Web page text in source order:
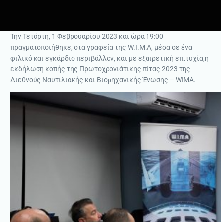
Την Τετάρτη, 1 Φεβρουαρίου 2023 και ώρα 19:00
πραγματοποιήθηκε, στα γραφεία της W.I.M.A, μέσα σε ένα
φιλικό και εγκάρδιο περιβάλλον, και με εξαιρετική επιτυχία,η
εκδήλωση κοπής της Πρωτοχρονιάτικης πίτας 2023 της
Διεθνούς Ναυτιλιακής και Βιομηχανικής Ένωσης – WIMA.